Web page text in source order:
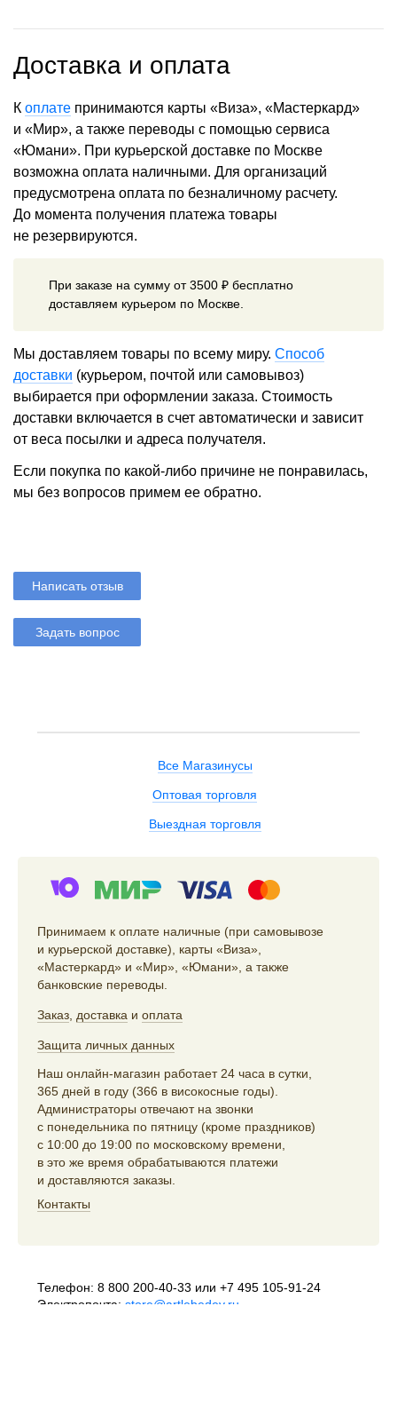
Доставка и оплата
К оплате принимаются карты «Виза», «Мастеркард»
и «Мир», а также переводы с помощью сервиса
«Юмани». При курьерской доставке по Москве
возможна оплата наличными. Для организаций
предусмотрена оплата по безналичному расчету.
До момента получения платежа товары
не резервируются.
При заказе на сумму от 3500 ₽ бесплатно
доставляем курьером по Москве.
Мы доставляем товары по всему миру. Способ
доставки (курьером, почтой или самовывоз)
выбирается при оформлении заказа. Стоимость
доставки включается в счет автоматически и зависит
от веса посылки и адреса получателя.
Если покупка по какой-либо причине не понравилась,
мы без вопросов примем ее обратно.
Написать отзыв
Задать вопрос
Все Магазинусы
Оптовая торговля
Выездная торговля
Принимаем к оплате наличные (при самовывозе
и курьерской доставке), карты «Виза»,
«Мастеркард» и «Мир», «Юмани», а также
банковские переводы.
Заказ доставка и оплата
Защита личных данных
Наш онлайн-магазин работает 24 часа в сутки,
365 дней в году (366 в високосные годы).
Администраторы отвечают на звонки
с понедельника по пятницу (кроме праздников)
с 10:00 до 19:00 по московскому времени,
в это же время обрабатываются платежи
и доставляются заказы.
Контакты
Телефон: 8 800 200-40-33 или +7 495 105-91-24
Электропочта: store@artlebedev.ru